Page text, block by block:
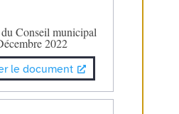
Conseil municipal
2022
le document